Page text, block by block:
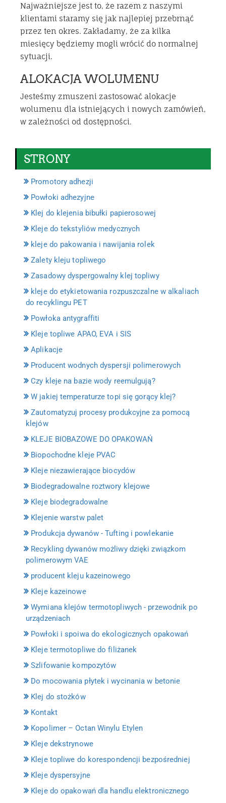
Najważniejsze jest to, że razem z naszymi
klientami staramy się jak najlepiej przebrnąć
przez ten okres. Zakładamy, że za kilka
miesięcy będziemy mogli wrócić do normalnej
sytuacji.
ALOKACJA WOLUMENU
Jesteśmy zmuszeni zastosować alokacje
wolumenu dla istniejących i nowych zamówień,
w zależności od dostępności.
STRONY
Promotory adhezji
Powłoki adhezyjne
Klej do klejenia bibułki papierosowej
Kleje do tekstyliów medycznych
kleje do pakowania i nawijania rolek
Zalety kleju topliwego
Zasadowy dyspergowalny klej topliwy
kleje do etykietowania rozpuszczalne w alkaliach
do recyklingu PET
Powłoka antygraffiti
Kleje topliwe APAO, EVA i SIS
Aplikacje
Producent wodnych dyspersji polimerowych
Czy kleje na bazie wody reemulgują?
W jakiej temperaturze topi się gorący klej?
Zautomatyzuj procesy produkcyjne za pomocą
klejów
KLEJE BIOBAZOWE DO OPAKOWAŃ
Biopochodne kleje PVAC
Kleje niezawierające biocydów
Biodegradowalne roztwory klejowe
Kleje biodegradowalne
Klejenie warstw palet
Produkcja dywanów - Tufting i powlekanie
Recykling dywanów możliwy dzięki związkom
polimerowym VAE
producent kleju kazeinowego
Kleje kazeinowe
Wymiana klejów termotopliwych - przewodnik po
urządzeniach
Powłoki i spoiwa do ekologicznych opakowań
Kleje termotopliwe do filiżanek
Szlifowanie kompozytów
Do mocowania płytek i wycinania w betonie
Klej do stożków
Kontakt
Kopolimer – Octan Winylu Etylen
Kleje dekstrynowe
Kleje topliwe do korespondencji bezpośredniej
Kleje dyspersyjne
Kleje do opakowań dla handlu elektronicznego